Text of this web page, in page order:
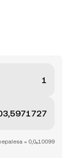
= 0,0₆10099